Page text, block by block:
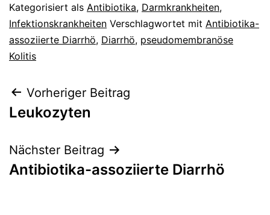
Kategorisiert als Antibiotika, Darmkrankheiten,
Infektionskrankheiten Verschlagwortet mit Antibiotika-
assoziierte Diarrhö, Diarrhö, pseudomembranöse
Kolitis
Beitragsnavigation
Vorheriger Beitrag
Leukozyten
Nächster Beitrag
Antibiotika-assoziierte Diarrhö